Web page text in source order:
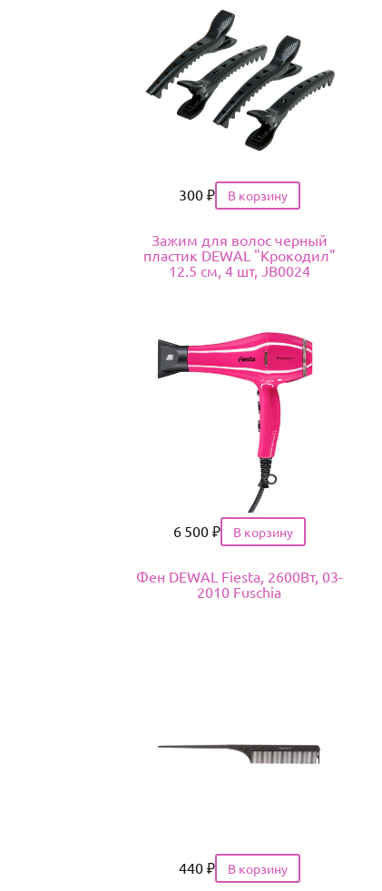
Цена
300 ₽
Зажим для волос черный
пластик DEWAL "Крокодил"
12.5 см, 4 шт, JB0024
Цена
6 500 ₽
Фен DEWAL Fiesta, 2600Вт, 03-
2010 Fuschia
Цена
440 ₽